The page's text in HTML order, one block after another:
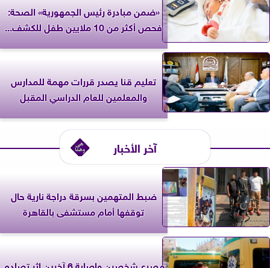
«ضمن مبادرة رئيس الجمهورية» الصحة:
فحص أكثر من 10 ملايين طفل للكشف...
تعليم قنا يصدر قررات مهمة للمدارس
والمعلمين للعام الدراسي المقبل
آخر الأخبار
ضبط المتهمين بسرقة دراجة نارية حال
توقفها أمام مستشفى بالقاهرة